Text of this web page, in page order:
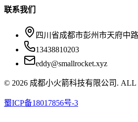
联系我们
四川省成都市彭州市天府中
13438810203
eddy@smallrocket.xyz
© 2026 成都小火箭科技有限公司. ALL
蜀ICP备18017856号-3